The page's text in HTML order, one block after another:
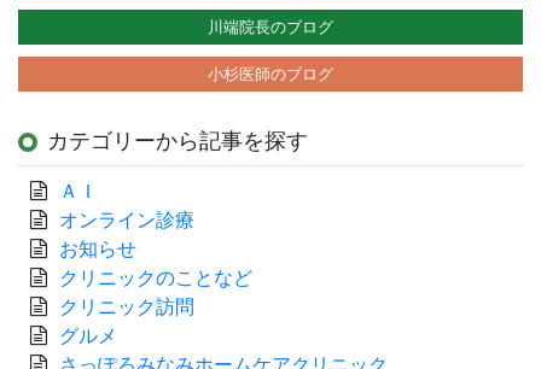
ー
シ
ョ
川端院長のブログ
小杉医師のブログ
カテゴリーから記事を探す
ＡＩ
オンライン診療
お知らせ
クリニックのことなど
クリニック訪問
グルメ
さっぽろみなみホームケアクリニック